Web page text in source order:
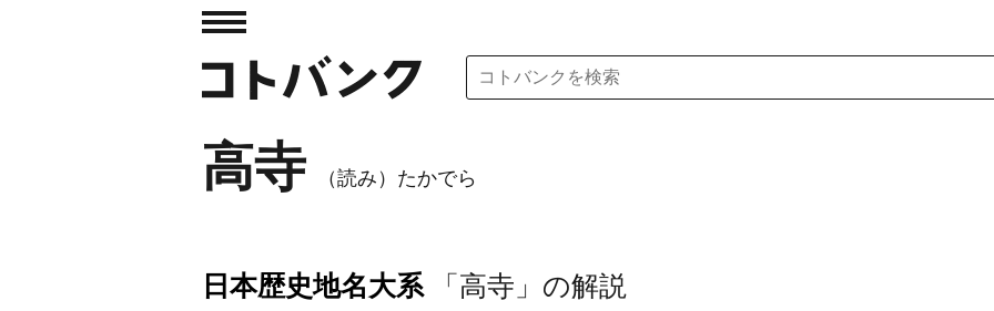
高寺 （読み）たかでら
日本歴史地名大系 「高寺」の解説